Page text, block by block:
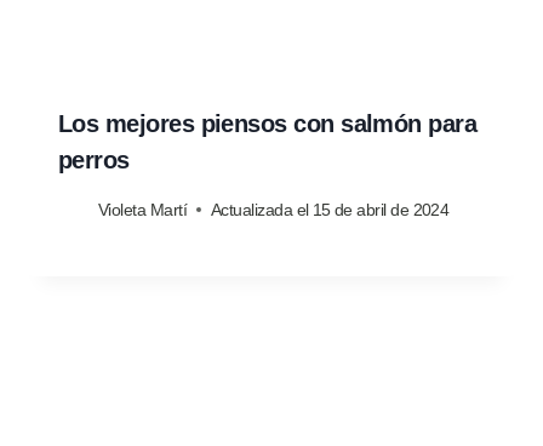
Los mejores piensos con salmón para
perros
Violeta Martí Actualizada el 15 de abril de 2024